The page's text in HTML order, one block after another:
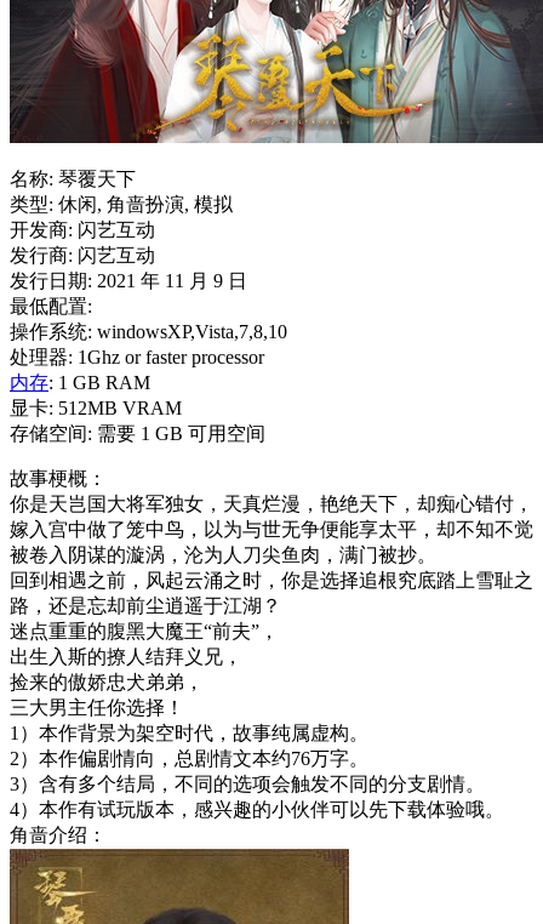
名称: 琴覆天下
类型: 休闲, 角啬扮演, 模拟
开发商: 闪艺互动
发行商: 闪艺互动
发行日期: 2021 年 11 月 9 日
最低配置:
操作系统: windowsXP,Vista,7,8,10
处理器: 1Ghz or faster processor
内存: 1 GB RAM
显卡: 512MB VRAM
存储空间: 需要 1 GB 可用空间
故事梗概：
你是天岂国大将军独女，天真烂漫，艳绝天下，却痴心错付，
嫁入宫中做了笼中鸟，以为与世无争便能享太平，却不知不觉
被卷入阴谋的漩涡，沦为人刀尖鱼肉，满门被抄。
回到相遇之前，风起云涌之时，你是选择追根究底踏上雪耻之
路，还是忘却前尘逍遥于江湖？
迷点重重的腹黑大魔王“前夫”，
出生入斯的撩人结拜义兄，
捡来的傲娇忠犬弟弟，
三大男主任你选择！
1）本作背景为架空时代，故事纯属虚构。
2）本作偏剧情向，总剧情文本约76万字。
3）含有多个结局，不同的选项会触发不同的分支剧情。
4）本作有试玩版本，感兴趣的小伙伴可以先下载体验哦。
角啬介绍：